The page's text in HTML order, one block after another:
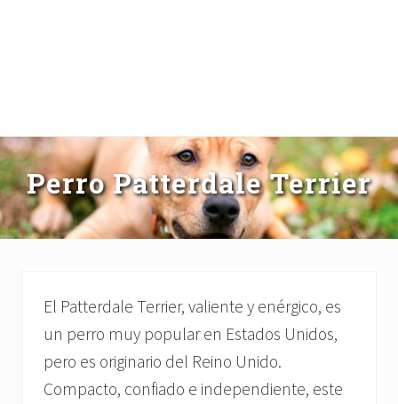
Perro Patterdale Terrier
El Patterdale Terrier, valiente y enérgico, es
un perro muy popular en Estados Unidos,
pero es originario del Reino Unido.
Compacto, confiado e independiente, este